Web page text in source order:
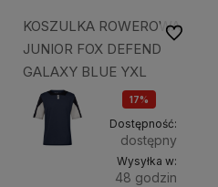
KOSZULKA ROWEROWA
JUNIOR FOX DEFEND
GALAXY BLUE YXL
17%
OKAZJA
Dostępność:
dostępny
Wysyłka w:
48 godzin
Do